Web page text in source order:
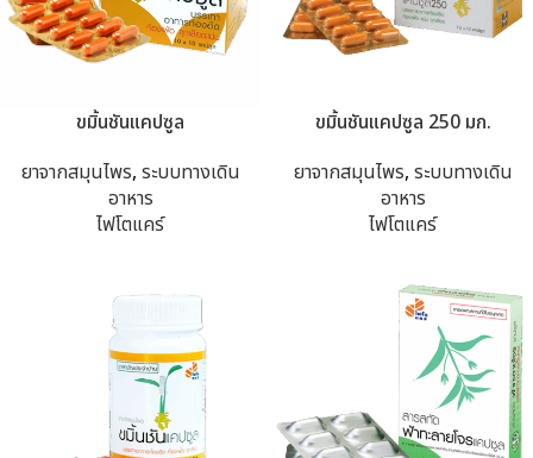
ขมิ้นชันแคปซูล
ยาจากสมุนไพร, ระบบทางเดิน
อาหาร
ไฟโตแคร์
ขมิ้นชันแคปซูล 250 มก.
ยาจากสมุนไพร, ระบบทางเดิน
อาหาร
ไฟโตแคร์